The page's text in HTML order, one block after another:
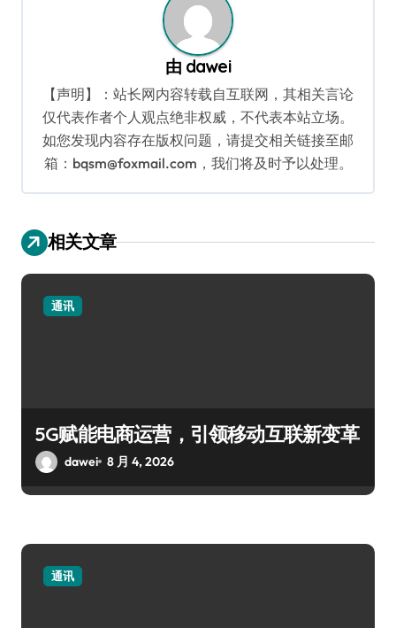
由 dawei
【声明】：站长网内容转载自互联网，其相关言论
仅代表作者个人观点绝非权威，不代表本站立场。
如您发现内容存在版权问题，请提交相关链接至邮
箱：bqsm@foxmail.com，我们将及时予以处理。
相关文章
通讯
5G赋能电商运营，引领移动互联新变革
dawei 8 月 4, 2026
通讯